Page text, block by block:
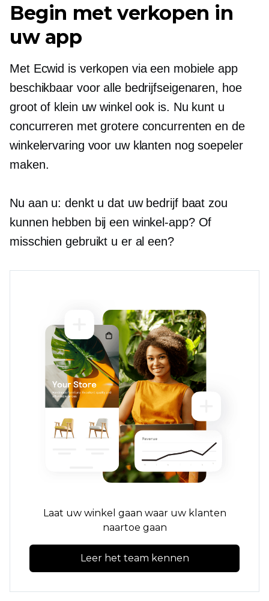
Begin met verkopen in
uw app
Met Ecwid is verkopen via een mobiele app
beschikbaar voor alle bedrijfseigenaren, hoe
groot of klein uw winkel ook is. Nu kunt u
concurreren met grotere concurrenten en de
winkelervaring voor uw klanten nog soepeler
maken.
Nu aan u: denkt u dat uw bedrijf baat zou
kunnen hebben bij een winkel-app? Of
misschien gebruikt u er al een?
Laat uw winkel gaan waar uw klanten
naartoe gaan
Leer het team kennen